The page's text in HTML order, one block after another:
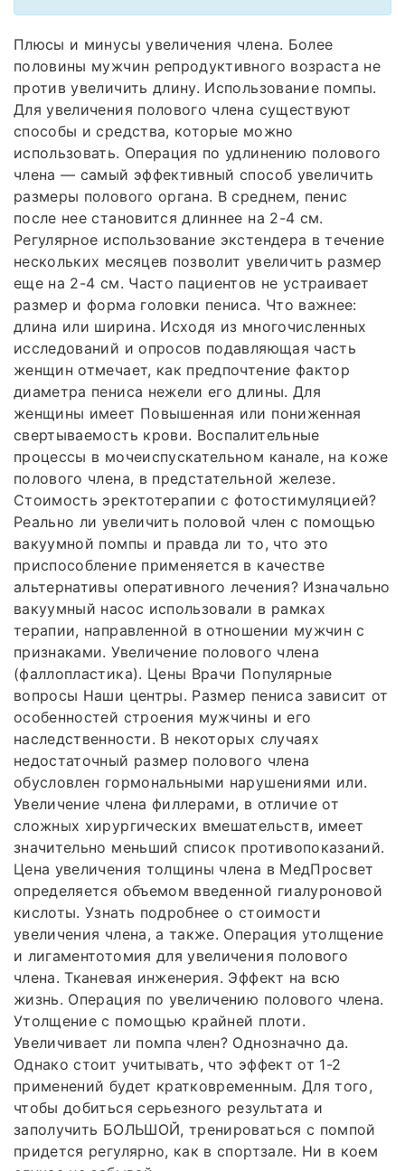
Плюсы и минусы увеличения члена. Более
половины мужчин репродуктивного возраста не
против увеличить длину. Использование помпы.
Для увеличения полового члена существуют
способы и средства, которые можно
использовать. Операция по удлинению полового
члена — самый эффективный способ увеличить
размеры полового органа. В среднем, пенис
после нее становится длиннее на 2-4 см.
Регулярное использование экстендера в течение
нескольких месяцев позволит увеличить размер
еще на 2-4 см. Часто пациентов не устраивает
размер и форма головки пениса. Что важнее:
длина или ширина. Исходя из многочисленных
исследований и опросов подавляющая часть
женщин отмечает, как предпочтение фактор
диаметра пениса нежели его длины. Для
женщины имеет Повышенная или пониженная
свертываемость крови. Воспалительные
процессы в мочеиспускательном канале, на коже
полового члена, в предстательной железе.
Стоимость эректотерапии с фотостимуляцией?
Реально ли увеличить половой член с помощью
вакуумной помпы и правда ли то, что это
приспособление применяется в качестве
альтернативы оперативного лечения? Изначально
вакуумный насос использовали в рамках
терапии, направленной в отношении мужчин с
признаками. Увеличение полового члена
(фаллопластика). Цены Врачи Популярные
вопросы Наши центры. Размер пениса зависит от
особенностей строения мужчины и его
наследственности. В некоторых случаях
недостаточный размер полового члена
обусловлен гормональными нарушениями или.
Увеличение члена филлерами, в отличие от
сложных хирургических вмешательств, имеет
значительно меньший список противопоказаний.
Цена увеличения толщины члена в МедПросвет
определяется объемом введенной гиалуроновой
кислоты. Узнать подробнее о стоимости
увеличения члена, а также. Операция утолщение
и лигаментотомия для увеличения полового
члена. Тканевая инженерия. Эффект на всю
жизнь. Операция по увеличению полового члена.
Утолщение с помощью крайней плоти.
Увеличивает ли помпа член? Однозначно да.
Однако стоит учитывать, что эффект от 1-2
применений будет кратковременным. Для того,
чтобы добиться серьезного результата и
заполучить БОЛЬШОЙ, тренироваться с помпой
придется регулярно, как в спортзале. Ни в коем